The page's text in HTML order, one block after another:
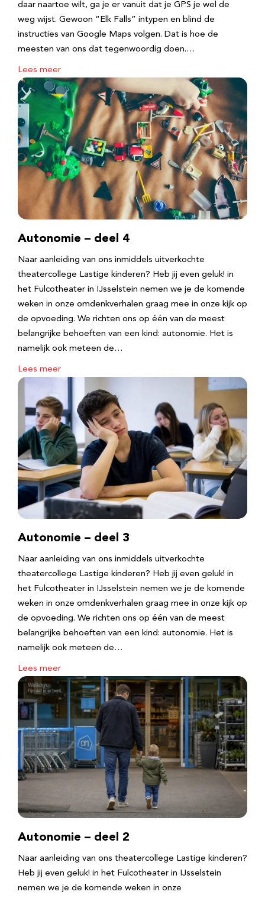
daar naartoe wilt, ga je er vanuit dat je GPS je wel de
weg wijst. Gewoon “Elk Falls” intypen en blind de
instructies van Google Maps volgen. Dat is hoe de
meesten van ons dat tegenwoordig doen.…
Lees meer
Autonomie – deel 4
Naar aanleiding van ons inmiddels uitverkochte
theatercollege Lastige kinderen? Heb jij even geluk! in
het Fulcotheater in IJsselstein nemen we je de komende
weken in onze omdenkverhalen graag mee in onze kijk op
de opvoeding. We richten ons op één van de meest
belangrijke behoeften van een kind: autonomie. Het is
namelijk ook meteen de…
Lees meer
Autonomie – deel 3
Naar aanleiding van ons inmiddels uitverkochte
theatercollege Lastige kinderen? Heb jij even geluk! in
het Fulcotheater in IJsselstein nemen we je de komende
weken in onze omdenkverhalen graag mee in onze kijk op
de opvoeding. We richten ons op één van de meest
belangrijke behoeften van een kind: autonomie. Het is
namelijk ook meteen de…
Lees meer
Autonomie – deel 2
Naar aanleiding van ons theatercollege Lastige kinderen?
Heb jij even geluk! in het Fulcotheater in IJsselstein
nemen we je de komende weken in onze